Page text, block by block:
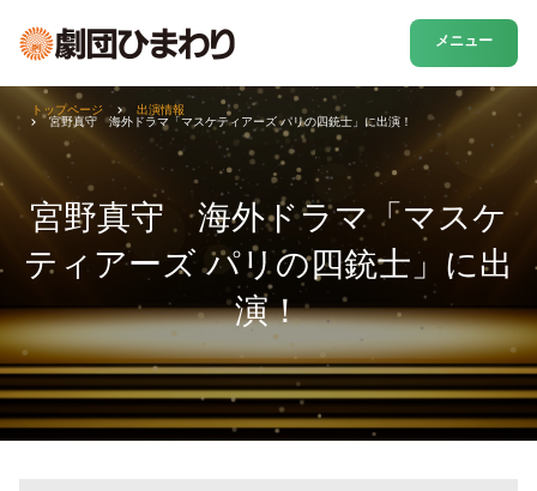
メニュー
宮野真守 海外ドラマ「マスケ
ティアーズ パリの四銃士」に出
演！
トップページ
出演情報
宮野真守 海外ドラマ「マスケティアーズ パリの四銃士」に出演！